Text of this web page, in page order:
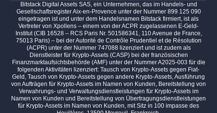
Bitstack Digital Assets SAS, ein Unternehmen, das im Handels- und
Gesellschaftsregister Aix-en-Provence unter der Nummer 899 125 090
eingetragen ist und unter dem Handelsnamen Bitstack firmiert, ist als
Vertreter von Xpollens – einem von der ACPR zugelassenen E-Geld-
Institut (CIB 16528 – RCS Paris Nr. 501586341, 110 Avenue de France,
75013 Paris) – bei der Autorité de Contrôle Prudentiel et de Résolution
(ACPR) unter der Nummer 747088 lizenziert und ist zudem als
Dienstleister für Krypto-Assets (CASP) bei der französischen
Finanzmarktaufsichtsbehörde (AMF) unter der Nummer A2025-003 für die
folgenden Aktivitäten lizenziert: Tausch von Krypto-Assets gegen Fiat-
Geld, Tausch von Krypto-Assets gegen andere Krypto-Assets, Ausführung
von Aufträgen für Krypto-Assets im Namen von Kunden, Bereitstellung von
Verwahrungs- und Verwaltungsdienstleistungen für Krypto-Assets im
Namen von Kunden und Bereitstellung von Übertragungsdienstleistungen
für Krypto-Assets im Namen von Kunden, mit Sitz in 100 impasse des